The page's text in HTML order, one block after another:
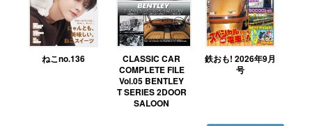
ねこno.136
CLASSIC CAR
COMPLETE FILE
Vol.05 BENTLEY
T SERIES 2DOOR
SALOON
鉄おも! 2026年9月
号